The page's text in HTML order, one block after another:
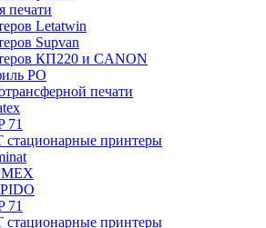
печати
Letatwin
Supvan
КП220 и CANON
PO
печати
71
стационарные принтеры
71
стационарные принтеры